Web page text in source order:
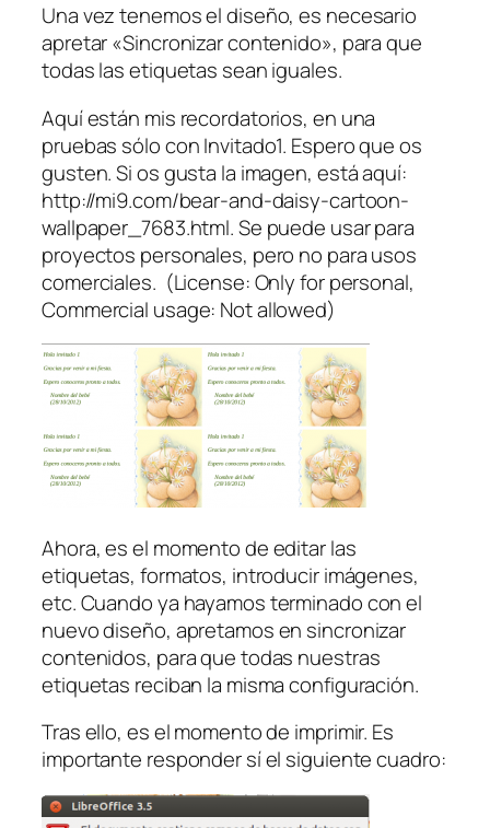
Una vez tenemos el diseño, es necesario
apretar «Sincronizar contenido», para que
todas las etiquetas sean iguales.
Aquí están mis recordatorios, en una
pruebas sólo con Invitado1. Espero que os
gusten. Si os gusta la imagen, está aquí:
http://mi9.com/bear-and-daisy-cartoon-
wallpaper_7683.html. Se puede usar para
proyectos personales, pero no para usos
comerciales. (License: Only for personal,
Commercial usage: Not allowed)
Ahora, es el momento de editar las
etiquetas, formatos, introducir imágenes,
etc. Cuando ya hayamos terminado con el
nuevo diseño, apretamos en sincronizar
contenidos, para que todas nuestras
etiquetas reciban la misma configuración.
Tras ello, es el momento de imprimir. Es
importante responder sí el siguiente cuadro: